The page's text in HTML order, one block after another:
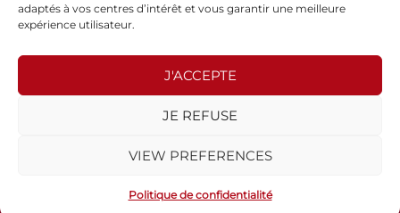
adaptés à vos centres d’intérêt et vous garantir une meilleure
expérience utilisateur.
J'ACCEPTE
JE REFUSE
VIEW PREFERENCES
Politique de confidentialité
Espace presse
Politique de confidentialité
SPORSORA
75015 PARIS
WEB Stratégies- © 2026 Tous droits réservés.